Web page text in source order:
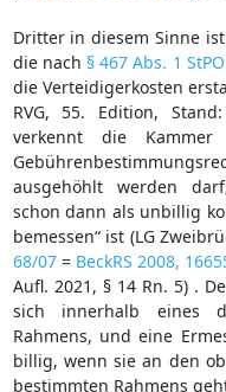
Dritter in diesem Sinne
die nach § 467 Abs. 1 StPO
die Verteidigerkosten
RVG, 55. Edition,
verkennt die
ausgehöhlt werden
schon dann als unbillig
bemessen“ ist (LG
68/07= BeckRS 2008,
Aufl. 2021, § 14 Rn. 5) .
sich innerhalb eines
Rahmens, und eine
billig, wenn sie an den
bestimmten Rahmens